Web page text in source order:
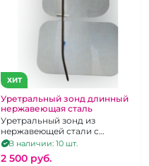
ХИТ
Уретральный зонд длинный
нержавеющая сталь
Уретральный зонд из
нержавеющей стали с
изгибом и заостренным
кончиком
В наличии: 10 шт.
2 500 pуб.